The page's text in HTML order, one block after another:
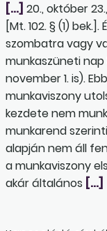
[…] 20., október
[Mt. 102. § (1)
szombatra vagy
munkaszüneti nap
november 1. is).
munkaviszony
kezdete nem
munkarend
alapján nem áll
a munkaviszony
akár általános […]